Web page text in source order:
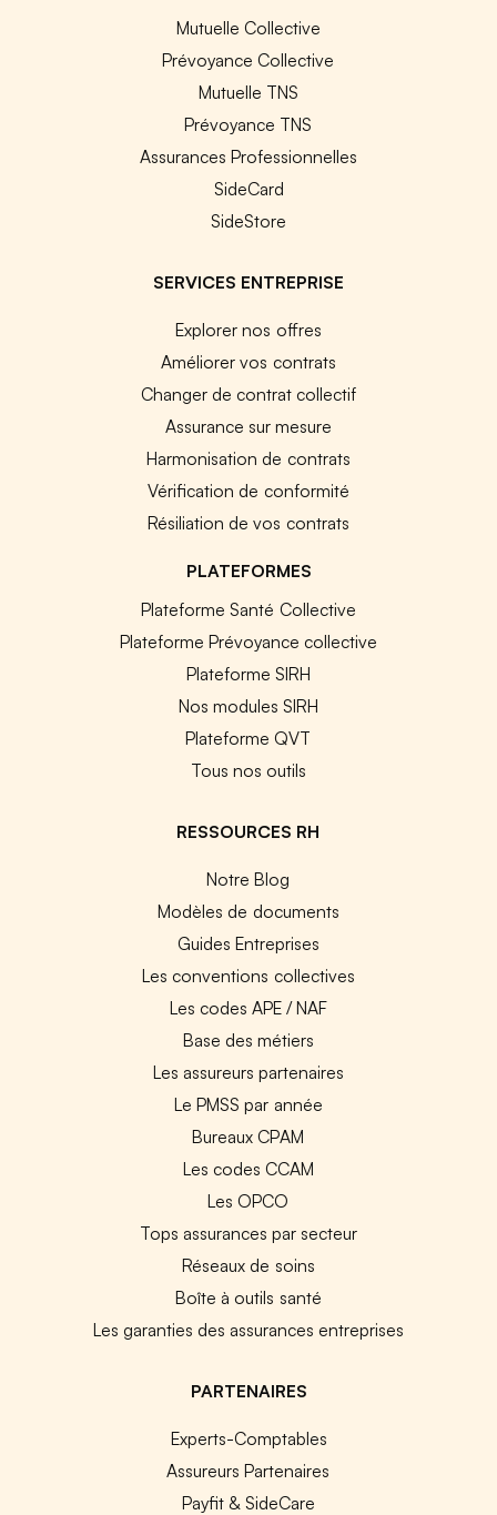
Mutuelle Collective
Prévoyance Collective
Mutuelle TNS
Prévoyance TNS
Assurances Professionnelles
SideCard
SideStore
SERVICES ENTREPRISE
Explorer nos offres
Améliorer vos contrats
Changer de contrat collectif
Assurance sur mesure
Harmonisation de contrats
Vérification de conformité
Résiliation de vos contrats
PLATEFORMES
Plateforme Santé Collective
Plateforme Prévoyance collective
Plateforme SIRH
Nos modules SIRH
Plateforme QVT
Tous nos outils
RESSOURCES RH
Notre Blog
Modèles de documents
Guides Entreprises
Les conventions collectives
Les codes APE / NAF
Base des métiers
Les assureurs partenaires
Le PMSS par année
Bureaux CPAM
Les codes CCAM
Les OPCO
Tops assurances par secteur
Réseaux de soins
Boîte à outils santé
Les garanties des assurances entreprises
PARTENAIRES
Experts-Comptables
Assureurs Partenaires
Payfit & SideCare